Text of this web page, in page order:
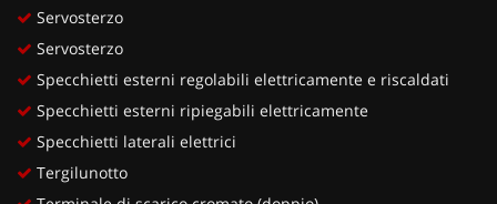
Servosterzo
Servosterzo
Specchietti esterni regolabili elettricamente e riscaldati
Specchietti esterni ripiegabili elettricamente
Specchietti laterali elettrici
Tergilunotto